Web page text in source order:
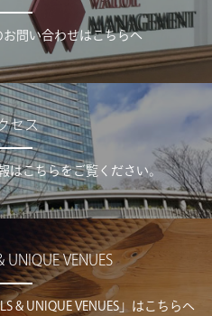
問い合わせはこちらへ
セス
はこちらをご覧ください。
UNIQUE VENUES
& UNIQUE VENUES」はこちらへ